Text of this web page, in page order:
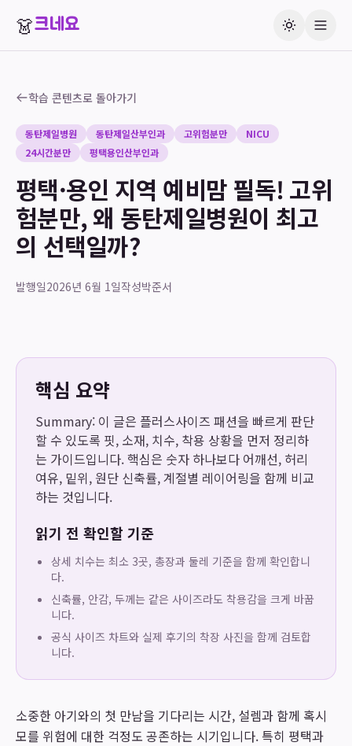
👗크네요
학습 콘텐츠로 돌아가기
동탄제일병원 동탄제일산부인과 고위험분만
NICU
24시간분만
평택용인산부인과
평택·용인 지역 예비맘 필독! 고위
험분만, 왜 동탄제일병원이 최고
의 선택일까?
발행일2026년 6월 1일작성박준서
핵심 요약
Summary: 이 글은 플러스사이즈 패션을 빠르게 판단
할 수 있도록 핏, 소재, 치수, 착용 상황을 먼저 정리하
는 가이드입니다. 핵심은 숫자 하나보다 어깨선, 허리
여유, 밑위, 원단 신축률, 계절별 레이어링을 함께 비교
하는 것입니다.
읽기 전 확인할 기준
상세 치수는 최소 3곳, 총장과 둘레 기준을 함께 확인합니
다.
신축률, 안감, 두께는 같은 사이즈라도 착용감을 크게 바꿉
니다.
공식 사이즈 차트와 실제 후기의 착장 사진을 함께 검토합
니다.
소중한 아기와의 첫 만남을 기다리는 시간, 설렘과 함께 혹시
모를 위험에 대한 걱정도 공존하는 시기입니다. 특히 평택과